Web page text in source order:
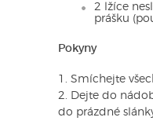
2 lžíce
prášku
Pokyny
1. Smíchejte
2. Dejte do
do prázdné